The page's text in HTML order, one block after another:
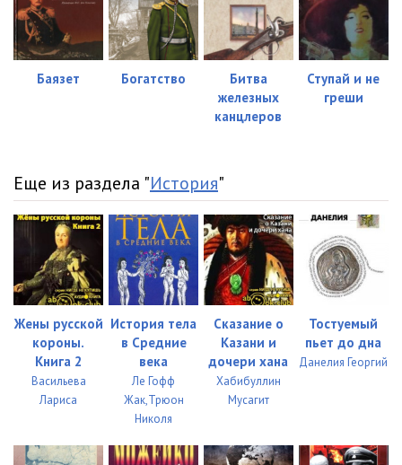
022 - Пикуль - Каждому свое (часть 3) 40:33
023 - Пикуль - Каждому свое (часть 3) 36:22
024 - Пикуль - Каждому свое (часть 3) 35:26
027 - Пикуль - Каждому свое (часть 3) 20:51
028 - Пикуль - Каждому свое (часть 3) 20:02
029 - Пикуль - Каждому свое (часть 3) 23:08
Баязет Богатство
Битва
железных
канцлеров
Ступай и не
греши
Еще из раздела "История"
Жены русской
короны.
Книга 2
Васильева
Лариса
История тела
в Средние
века
Ле Гофф
Жак,Трюон
Николя
Сказание о
Казани и
дочери хана
Хабибуллин
Мусагит
Тостуемый
пьет до дна
Данелия Георгий